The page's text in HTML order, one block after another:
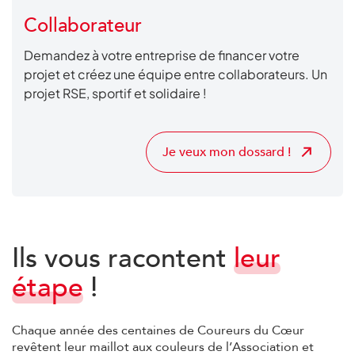
Collaborateur
Demandez à votre entreprise de financer votre
projet et créez une équipe entre collaborateurs. Un
projet RSE, sportif et solidaire !
Je veux mon dossard !
Ils vous racontent leur
étape !
Chaque année des centaines de Coureurs du Cœur
revêtent leur maillot aux couleurs de l’Association et